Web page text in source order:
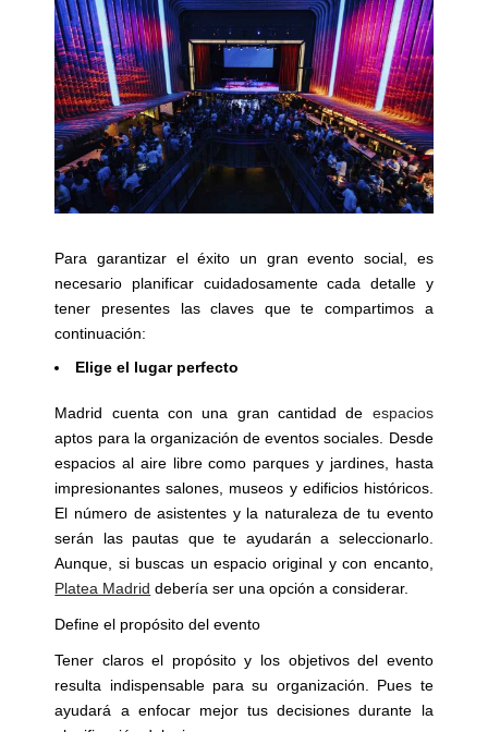
Para garantizar el éxito un gran evento social, es
necesario planificar cuidadosamente cada detalle y
tener presentes las claves que te compartimos a
continuación:
Elige el lugar perfecto
Madrid cuenta con una gran cantidad de espacios
aptos para la organización de eventos sociales. Desde
espacios al aire libre como parques y jardines, hasta
impresionantes salones, museos y edificios históricos.
El número de asistentes y la naturaleza de tu evento
serán las pautas que te ayudarán a seleccionarlo.
Aunque, si buscas un espacio original y con encanto,
Platea Madrid debería ser una opción a considerar.
Define el propósito del evento
Tener claros el propósito y los objetivos del evento
resulta indispensable para su organización. Pues te
ayudará a enfocar mejor tus decisiones durante la